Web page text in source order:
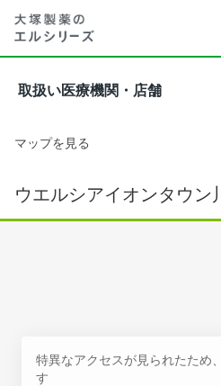
取扱い医療機関・店舗
マップを見る
ウエルシアイオンタウン
特異なアクセスが見られたため
す